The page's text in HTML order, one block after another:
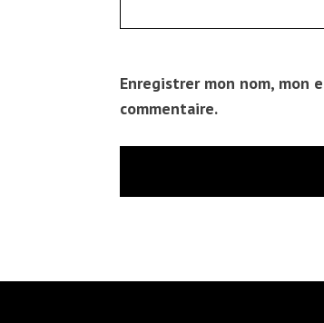
Enregistrer mon nom, mon
commentaire.